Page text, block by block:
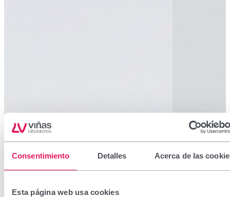
Consentimiento Detalles Acerca de las
Esta página web usa cookies